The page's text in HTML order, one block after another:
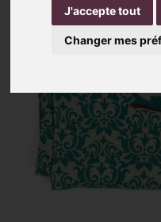
J'accepte tout
Changer mes